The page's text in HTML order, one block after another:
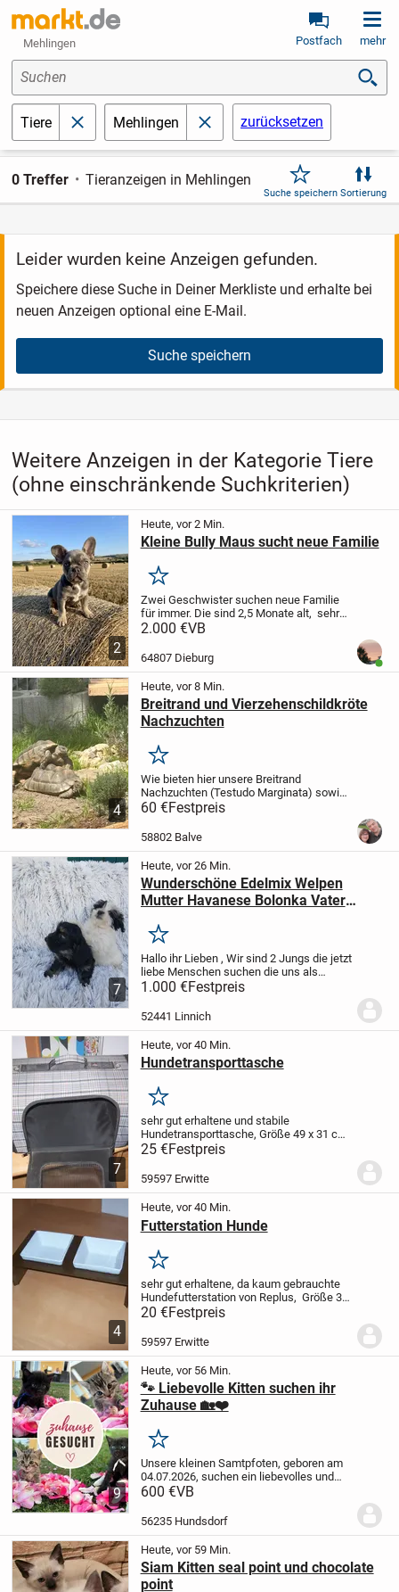
Mehlingen Postfach mehr
Suchen
Tiere schließenMehlingen schließenzurücksetzen
0 Treffer Tieranzeigen in Mehlingen
Suche speichern Sortierung
Leider wurden keine Anzeigen gefunden.
Speichere diese Suche in Deiner Merkliste und erhalte bei
neuen Anzeigen optional eine E-Mail.
Suche speichern
Weitere Anzeigen in der Kategorie Tiere
(ohne einschränkende Suchkriterien)
2
Heute, vor 2 Min.
Kleine Bully Maus sucht neue Familie
Merken
Zwei Geschwister suchen neue Familie
für immer. Die sind 2,5 Monate alt, sehr
aktiv, und lieb.Hasky rüde mit blauen
frei in Garten.
2.000 €VB
64807 Dieburg
4
Heute, vor 8 Min.
Breitrand und Vierzehenschildkröte
Nachzuchten
Merken
Wie bieten hier unsere Breitrand
Nachzuchten (Testudo Marginata) sowie
Vierzehenschildkröte Nachzuchten
(Testudo-Horsfieldii) aus dem 2023, 2024
und 2025 an.
60 €Festpreis
58802 Balve
7
Heute, vor 26 Min.
Wunderschöne Edelmix Welpen
Mutter Havanese Bolonka Vater
Merken
Hallo ihr Lieben , Wir sind 2 Jungs die jetzt
liebe Menschen suchen die uns als
langjährige Wegbegleiter in Ihr Herz
schließen. Unsere Hobbyzüchter haben
alles dafür getan das wir fit und gesund...
1.000 €Festpreis
52441 Linnich
7
Heute, vor 40 Min.
Hundetransporttasche
Merken
sehr gut erhaltene und stabile
Hundetransporttasche, Größe 49 x 31 cm,
Höhe 33 cm, mit 2 Fenstern an den
Kopfseiten, Seitentaschen und
Schultergurt, für 25 Euro ab Erwitte
25 €Festpreis
59597 Erwitte
4
Heute, vor 40 Min.
Futterstation Hunde
Merken
sehr gut erhaltene, da kaum gebrauchte
Hundefutterstation von Replus, Größe 37
x 18,5 x 10 cm, Napfgröße 13 x 13 cm, für
20 Euro ab Erwitte abzugeben.
gegen Aufpreis möglich.
20 €Festpreis
59597 Erwitte
9
Heute, vor 56 Min.
🐾 Liebevolle Kitten suchen ihr
Zuhause 🏡❤️
Merken
Unsere kleinen Samtpfoten, geboren am
04.07.2026, suchen ein liebevolles und
verantwortungsbewusstes Zuhause.
Die Kitten mit Tabby-Zeichnung sind
600 €VB
56235 Hundsdorf
Heute, vor 59 Min.
Siam Kitten seal point und chocolate
point